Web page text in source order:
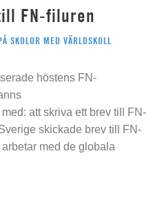
FN-filuren
SKOLOR MED VÄRLDSKOLL
höstens FN-
att skriva ett brev till FN-
skickade brev till FN-
med de globala